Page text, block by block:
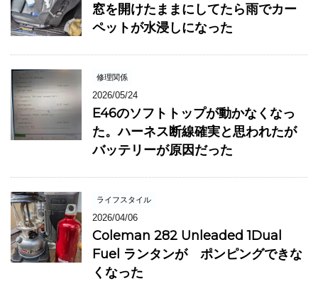
窓を開けたままにしてたら雨でカー
ペットが水浸しになった
修理関係
2026/05/24
E46のソフトトップが動かなくなっ
た。ハーネス断線確実と思われたが
バッテリーが原因だった
ライフスタイル
2026/04/06
Coleman 282 Unleaded 1Dual
Fuel ランタンが ポンピングできな
くなった